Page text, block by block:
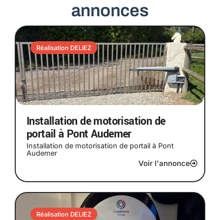
annonces
Réalisation DELIEZ
Installation de motorisation de
portail à Pont Audemer
Installation de motorisation de portail à Pont
Audemer
Voir l'annonce
Réalisation DELIEZ